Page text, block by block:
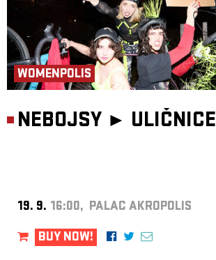
WOMENPOLIS
NEBOJSY ► ULIČNICE
19. 9. 16:00, PALAC AKROPOLIS
BUY NOW!